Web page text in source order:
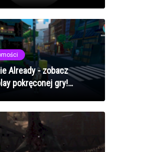
Already - zobacz
pokręconej gry!